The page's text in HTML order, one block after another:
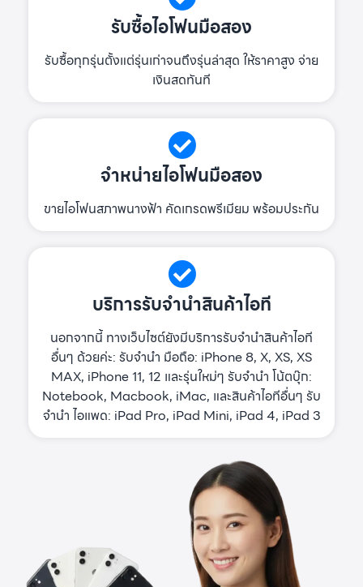
รับซื้อไอโฟนมือสอง
รับซื้อทุกรุ่นตั้งแต่รุ่นเก่าจนถึงรุ่นล่าสุด ให้ราคาสูง จ่าย
เงินสดทันที
จำหน่ายไอโฟนมือสอง
ขายไอโฟนสภาพนางฟ้า คัดเกรดพรีเมียม พร้อมประกัน
บริการรับจำนำสินค้าไอที
นอกจากนี้ ทางเว็บไซต์ยังมีบริการรับจำนำสินค้าไอที
อื่นๆ ด้วยค่ะ: รับจำนำ มือถือ: iPhone 8, X, XS, XS
MAX, iPhone 11, 12 และรุ่นใหม่ๆ รับจำนำ โน้ตบุ๊ก:
Notebook, Macbook, iMac, และสินค้าไอทีอื่นๆ รับ
จำนำ ไอแพด: iPad Pro, iPad Mini, iPad 4, iPad 3